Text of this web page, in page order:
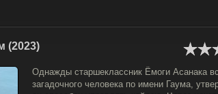
(2023)
Однажды старшеклассник Ёмоги Асанака
загадочного человека по имени Гаума,